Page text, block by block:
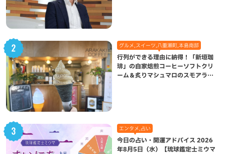
グルメ,スイーツ,八重瀬町,本島南部
行列ができる理由に納得！「新垣珈
琲」の自家焙煎コーヒーソフトクリ
ーム＆炙りマシュマロのスモアラテ
エンタメ,占い
今日の占い・開運アドバイス 2026
年8月5日（水）【琉球鑑定士ミウマ